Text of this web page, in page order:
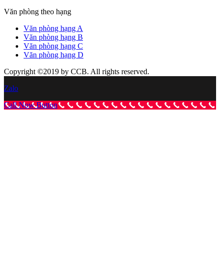
Văn phòng theo hạng
Văn phòng hạng A
Văn phòng hạng B
Văn phòng hạng C
Văn phòng hạng D
Copyright ©2019 by CCB. All rights reserved.
Zalo
Call Now Button